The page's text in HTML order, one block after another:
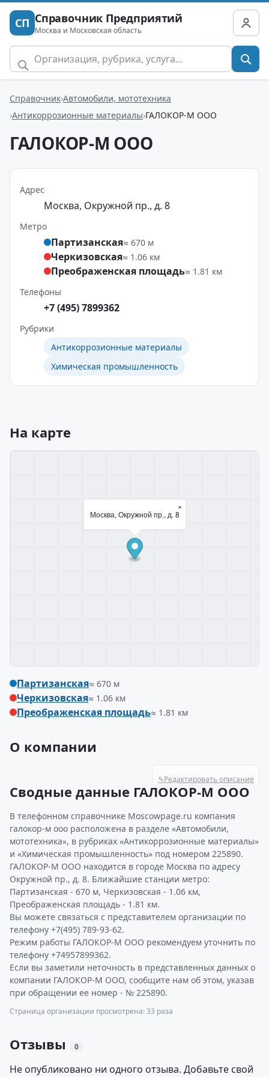
СП Справочник Предприятий
Москва и Московская область
Справочник Автомобили, мототехника
Антикоррозионные материалы ГАЛОКОР-М ООО
ГАЛОКОР-М ООО
Адрес
Москва, Окружной пр., д. 8
Метро
Партизанская≈ 670 м
Черкизовская≈ 1.06 км
Преображенская площадь≈ 1.81 км
Телефоны
+7 (495) 7899362
Рубрики
Антикоррозионные материалы
Химическая промышленность
На карте
Москва, Окружной пр., д. 8
×
Партизанская≈ 670 м
Черкизовская≈ 1.06 км
Преображенская площадь≈ 1.81 км
О компании
✎Редактировать описание
Сводные данные ГАЛОКОР-М ООО
В телефонном справочнике Moscowpage.ru компания
галокор-м ооо расположена в разделе «Автомобили,
мототехника», в рубриках «Антикоррозионные материалы»
и «Химическая промышленность» под номером 225890.
ГАЛОКОР-М ООО находится в городе Москва по адресу
Окружной пр., д. 8. Ближайшие станции метро:
Партизанская - 670 м, Черкизовская - 1.06 км,
Преображенская площадь - 1.81 км.
Вы можете связаться с представителем организации по
телефону +7(495) 789-93-62.
Режим работы ГАЛОКОР-М ООО рекомендуем уточнить по
телефону +74957899362.
Если вы заметили неточность в представленных данных о
компании ГАЛОКОР-М ООО, сообщите нам об этом, указав
при обращении ее номер - № 225890.
Страница организации просмотрена: 33 раза
Отзывы 0
Не опубликовано ни одного отзыва. Добавьте свой